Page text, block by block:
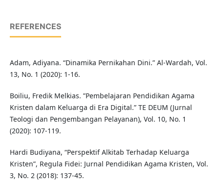
REFERENCES
Adam, Adiyana. “Dinamika Pernikahan Dini.” Al-Wardah, Vol.
13, No. 1 (2020): 1-16.
Boiliu, Fredik Melkias. ”Pembelajaran Pendidikan Agama
Kristen dalam Keluarga di Era Digital.” TE DEUM (Jurnal
Teologi dan Pengembangan Pelayanan), Vol. 10, No. 1
(2020): 107-119.
Hardi Budiyana, “Perspektif Alkitab Terhadap Keluarga
Kristen”, Regula Fidei: Jurnal Pendidikan Agama Kristen, Vol.
3, No. 2 (2018): 137-45.